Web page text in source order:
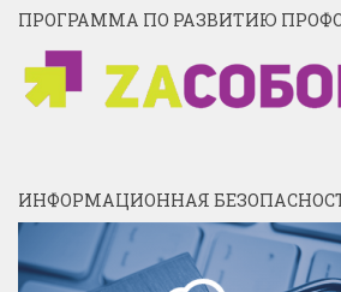
ПРОГРАММА ПО РАЗВИТИЮ
ИНФОРМАЦИОННАЯ